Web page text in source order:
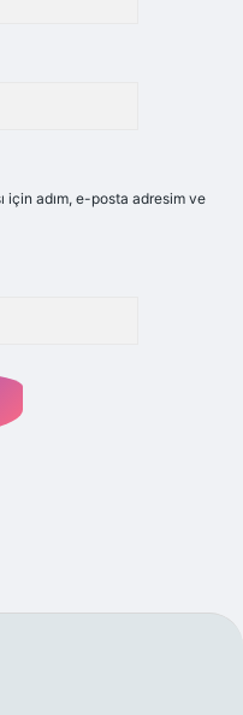
için adım, e-posta adresim ve